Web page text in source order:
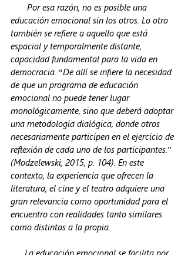
Por esa razón, no es posible una
educación emocional sin los otros. Lo otro
también se refiere a aquello que está
espacial y temporalmente distante,
capacidad fundamental para la vida en
democracia. “De allí se infiere la necesidad
de que un programa de educación
emocional no puede tener lugar
monológicamente, sino que deberá adoptar
una metodología dialógica, donde otros
necesariamente participen en el ejercicio de
reflexión de cada uno de los participantes.”
(Modzelewski, 2015, p. 104). En este
contexto, la experiencia que ofrecen la
literatura, el cine y el teatro adquiere una
gran relevancia como oportunidad para el
encuentro con realidades tanto similares
como distintas a la propia.
La educación emocional se facilita por